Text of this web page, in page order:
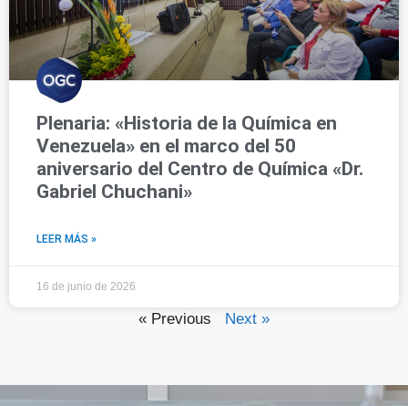
Plenaria: «Historia de la Química en
Venezuela» en el marco del 50
aniversario del Centro de Química «Dr.
Gabriel Chuchani»
LEER MÁS »
16 de junio de 2026
« Previous Next »